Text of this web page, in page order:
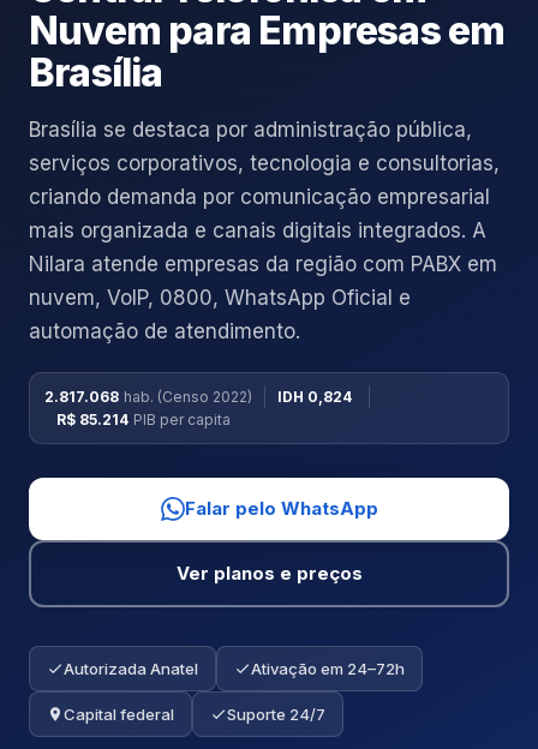
Nuvem para Empresas em
Brasília
Brasília se destaca por administração pública,
serviços corporativos, tecnologia e consultorias,
criando demanda por comunicação empresarial
mais organizada e canais digitais integrados. A
Nilara atende empresas da região com PABX em
nuvem, VoIP, 0800, WhatsApp Oficial e
automação de atendimento.
2.817.068 hab. (Censo 2022)
IDH 0,824
R$ 85.214 PIB per capita
Falar pelo WhatsApp
Ver planos e preços
Autorizada Anatel Ativação em 24–72h
Capital federal Suporte 24/7